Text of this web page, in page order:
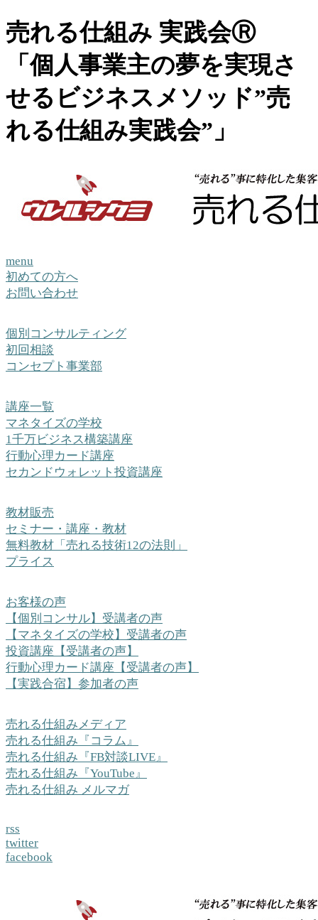
売れる仕組み 実践会Ⓡ
「個人事業主の夢を実現さ
せるビジネスメソッド”売
れる仕組み実践会”」
menu
初めての方へ
お問い合わせ
個別コンサルティング
初回相談
コンセプト事業部
講座一覧
マネタイズの学校
1千万ビジネス構築講座
行動心理カード講座
セカンドウォレット投資講座
教材販売
セミナー・講座・教材
無料教材「売れる技術12の法則」
プライス
お客様の声
【個別コンサル】受講者の声
【マネタイズの学校】受講者の声
投資講座【受講者の声】
行動心理カード講座【受講者の声】
【実践合宿】参加者の声
売れる仕組みメディア
売れる仕組み『コラム』
売れる仕組み『FB対談LIVE』
売れる仕組み『YouTube』
売れる仕組み メルマガ
rss
twitter
facebook